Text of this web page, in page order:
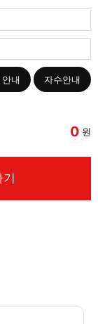
내 자수안내
0 원
기